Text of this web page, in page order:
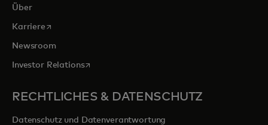
Über
Karrierewird in einer neuen Registerkarte geöffnet
Newsroom
Investor Relationswird in einer neuen Registerkarte geöffnet
RECHTLICHES & DATENSCHUTZ
Datenschutz und Datenverantwortung